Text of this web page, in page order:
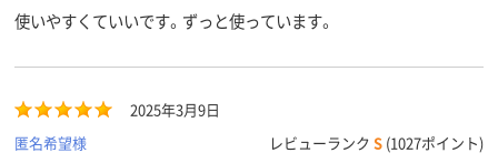
使いやすくていいです。ずっと使っています。
2025年3月9日
匿名希望様
レビューランク S (1027ポイント)